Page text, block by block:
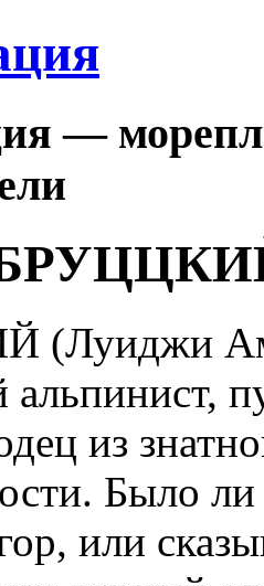
—
альпинист,
из
Было ли
или